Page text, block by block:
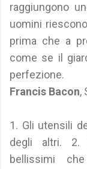
raggiungono
uomini
prima che a
come se il
perfezione.
Francis Bacon,
1. Gli utensili
degli altri. 2.
bellissimi